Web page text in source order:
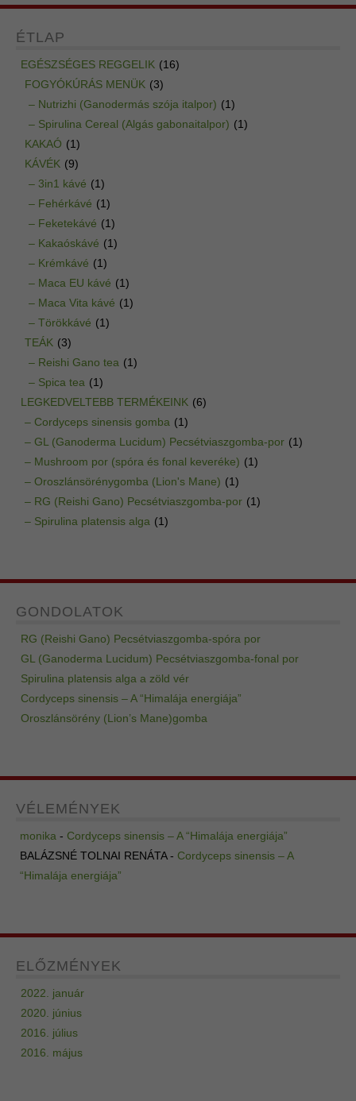
ÉTLAP
EGÉSZSÉGES REGGELIK (16)
FOGYÓKÚRÁS MENÜK (3)
– Nutrizhi (Ganodermás szója italpor) (1)
– Spirulina Cereal (Algás gabonaitalpor) (1)
KAKAÓ (1)
KÁVÉK (9)
– 3in1 kávé (1)
– Fehérkávé (1)
– Feketekávé (1)
– Kakaóskávé (1)
– Krémkávé (1)
– Maca EU kávé (1)
– Maca Vita kávé (1)
– Törökkávé (1)
TEÁK (3)
– Reishi Gano tea (1)
– Spica tea (1)
LEGKEDVELTEBB TERMÉKEINK (6)
– Cordyceps sinensis gomba (1)
– GL (Ganoderma Lucidum) Pecsétviaszgomba-por (1)
– Mushroom por (spóra és fonal keveréke) (1)
– Oroszlánsörénygomba (Lion's Mane) (1)
– RG (Reishi Gano) Pecsétviaszgomba-por (1)
– Spirulina platensis alga (1)
GONDOLATOK
RG (Reishi Gano) Pecsétviaszgomba-spóra por
GL (Ganoderma Lucidum) Pecsétviaszgomba-fonal por
Spirulina platensis alga a zöld vér
Cordyceps sinensis – A “Himalája energiája”
Oroszlánsörény (Lion’s Mane)gomba
VÉLEMÉNYEK
monika - Cordyceps sinensis – A “Himalája energiája”
BALÁZSNÉ TOLNAI RENÁTA- Cordyceps sinensis – A
“Himalája energiája”
ELŐZMÉNYEK
2022. január
2020. június
2016. július
2016. május